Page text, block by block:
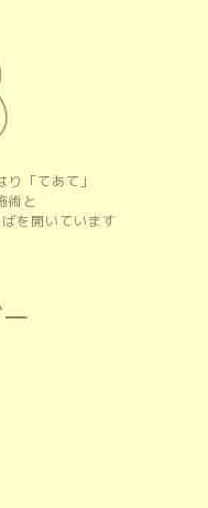
「てあて」
と
を開いています